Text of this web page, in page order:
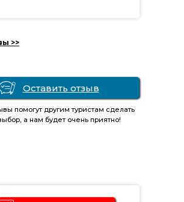
>>
помогут другим туристам сделать
а нам будет очень приятно!
Оставить отзыв